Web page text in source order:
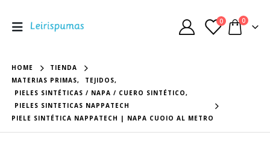
0 0
HOME
TIENDA
MATERIAS PRIMAS, TEJIDOS,
PIELES SINTÉTICAS / NAPA / CUERO SINTÉTICO,
PIELES SINTETICAS NAPPATECH
PIELE SINTÉTICA NAPPATECH | NAPA CUOIO AL METRO